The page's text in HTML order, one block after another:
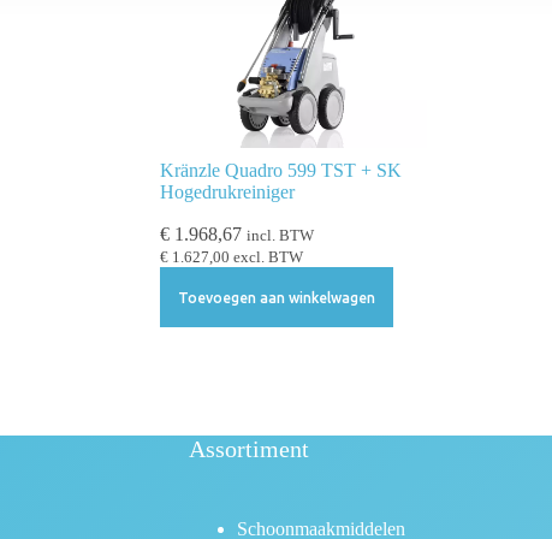
Kränzle Quadro 599 TST + SK
Hogedrukreiniger
€ 1.968,67 incl. BTW
€ 1.627,00 excl. BTW
Toevoegen aan winkelwagen
Assortiment
Schoonmaakmiddelen